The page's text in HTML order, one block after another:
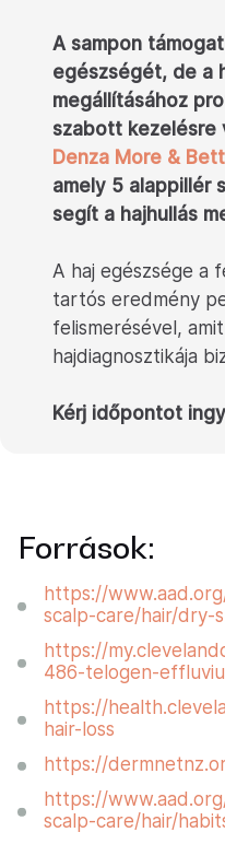
A sampon
egészségét, de a
megállításához
szabott kezelésre
Denza More &
amely 5 alappillér
segít a hajhullás
A haj egészsége a
tartós eredmény
felismerésével,
hajdiagnosztikája
Kérj időpontot
Források:
https://
scalp-care/hair/dry-
https://
486-telogen-
https://
hair-loss
https://
https://
scalp-care/hair/